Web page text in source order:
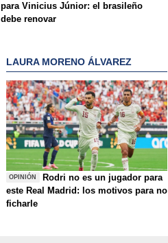
para Vinicius Júnior: el brasileño
debe renovar
LAURA MORENO ÁLVAREZ
OPINIÓN
Rodri no es un jugador para
este Real Madrid: los motivos para no
ficharle